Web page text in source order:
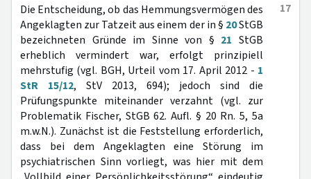
17
Die Entscheidung, ob das Hemmungsvermögen des
Angeklagten zur Tatzeit aus einem der in § 20StGB
bezeichneten Gründe im Sinne von § 21 StGB
erheblich vermindert war, erfolgt prinzipiell
mehrstufig (vgl. BGH, Urteil vom 17. April 2012 - 1
StR 15/12, StV 2013, 694); jedoch sind die
Prüfungspunkte miteinander verzahnt (vgl. zur
Problematik Fischer, StGB 62. Aufl. § 20 Rn. 5, 5a
m.w.N.). Zunächst ist die Feststellung erforderlich,
dass bei dem Angeklagten eine Störung im
psychiatrischen Sinn vorliegt, was hier mit dem